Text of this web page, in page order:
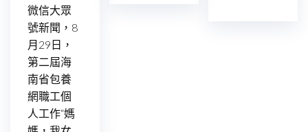
微信大眾
號新聞，8
月29日，
第二屆海
南省包養
網職工個
人工作“媽